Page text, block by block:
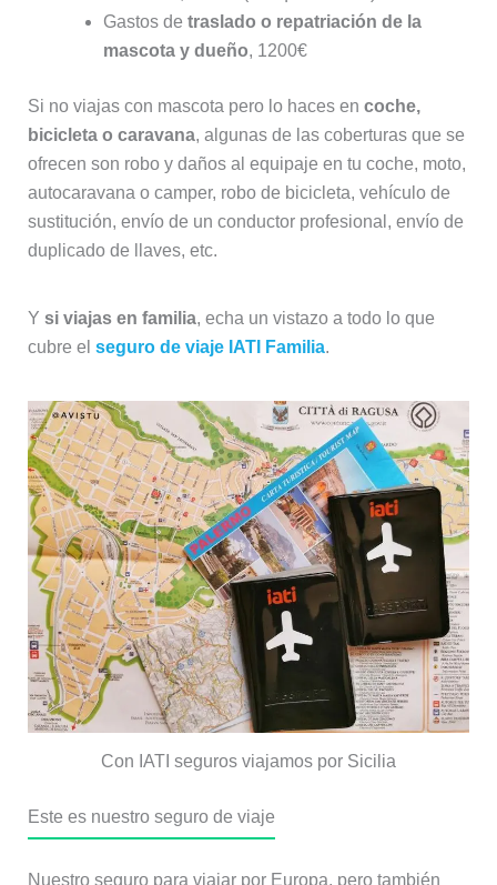
Gastos de traslado o repatriación de la
mascota y dueño, 1200€
Si no viajas con mascota pero lo haces en coche,
bicicleta o caravana, algunas de las coberturas que se
ofrecen son robo y daños al equipaje en tu coche, moto,
autocaravana o camper, robo de bicicleta, vehículo de
sustitución, envío de un conductor profesional, envío de
duplicado de llaves, etc.
Y si viajas en familia, echa un vistazo a todo lo que
cubre el seguro de viaje IATI Familia.
Con IATI seguros viajamos por Sicilia
Este es nuestro seguro de viaje
Nuestro seguro para viajar por Europa, pero también